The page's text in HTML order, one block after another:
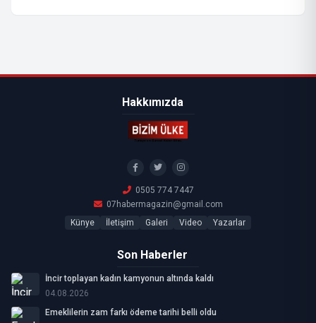
Hakkımızda
0505 774 7447
07habermagazin@gmail.com
Künye
İletişim Galeri Video Yazarlar
Son Haberler
İncir toplayan kadın kamyonun altında kaldı
04.08.2026
Emeklilerin zam farkı ödeme tarihi belli oldu